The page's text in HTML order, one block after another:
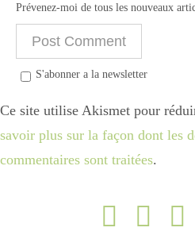
Prévenez-moi de tous les nouveaux
S'abonner a la newsletter
Ce site utilise Akismet pour
savoir plus sur la façon dont les
commentaires sont traitées.